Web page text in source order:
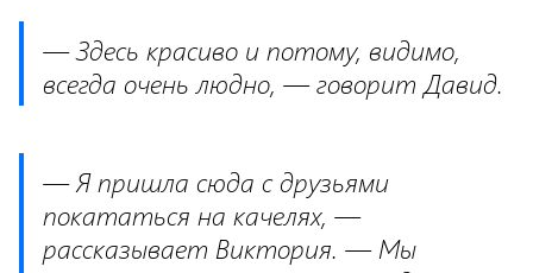
— Здесь красиво и потому, видимо,
всегда очень людно, — говорит Давид.
— Я пришла сюда с друзьями
покататься на качелях, —
рассказывает Виктория. — Мы